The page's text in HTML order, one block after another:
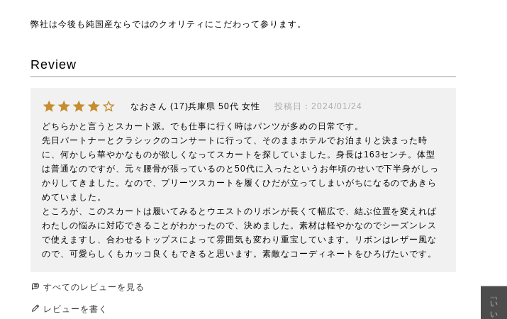
弊社は今後も純国産ならではのクオリティにこだわって参ります。
Review
なお 17 兵庫県 50代 女性 投稿日
2024/01/24
どちらかと言うとスカート派。でも仕事に行く時はパンツが多めの日常です。
先日パートナーとクラシックのコンサートに行って、そのままホテルでお泊まりと決まった時
に、何かしら華やかなものが欲しくなってスカートを探していました。身長は163センチ。体型
は普通なのですが、元々腰骨が張っているのと50代に入ったというお年頃のせいで下半身がしっ
かりしてきました。なので、プリーツスカートを履くひだが立ってしまいがちになるのであきら
めていました。
ところが、このスカートは履いてみるとウエストのリボンが長くて幅広で、結ぶ位置を変えれば
わたしの悩みに対応できることがわかったので、決めました。素材は軽やかなのでシーズンレス
で使えますし、合わせるトップスによって雰囲気も変わり重宝しています。リボンはレザー風な
ので、可愛らしくもカッコ良くもできると思います。素敵なコーディネートをひろげたいです。
すべてのレビューを見る
レビューを書く